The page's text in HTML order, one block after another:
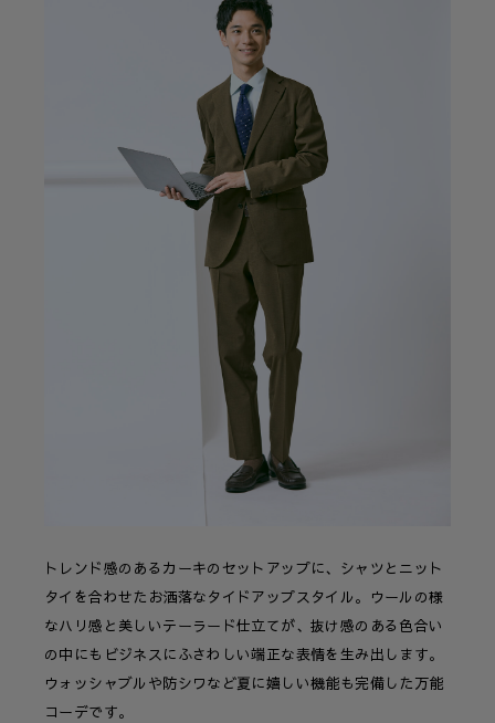
トレンド感のあるカーキのセットアップに、シャツとニット
タイを合わせたお洒落なタイドアップスタイル。ウールの様
なハリ感と美しいテーラード仕立てが、抜け感のある色合い
の中にもビジネスにふさわしい端正な表情を生み出します。
ウォッシャブルや防シワなど夏に嬉しい機能も完備した万能
コーデです。